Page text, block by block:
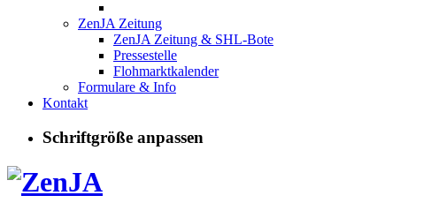
ZenJA Zeitung
ZenJA Zeitung & SHL-Bote
Pressestelle
Flohmarktkalender
Formulare & Info
Kontakt
Schriftgröße anpassen